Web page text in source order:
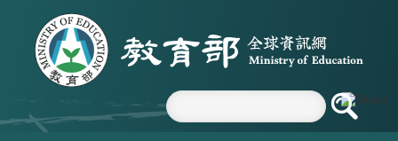
跳到主要內容區塊